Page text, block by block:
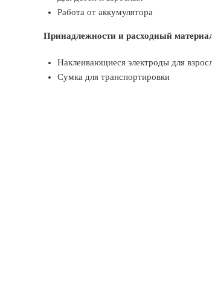
Работа от аккумулятора
Принадлежности и расходный
Наклеивающиеся электроды для
Сумка для транспортировки